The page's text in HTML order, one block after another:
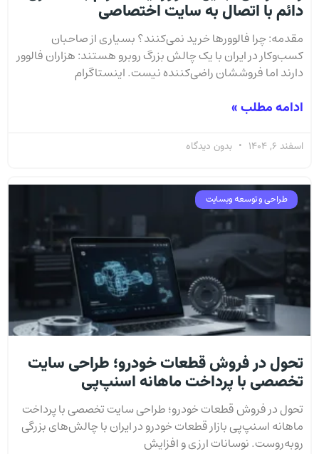
دائم با اتصال به سایت اختصاصی
مقدمه: چرا فالوورها خرید نمی‌کنند؟ بسیاری از صاحبان
کسب‌وکار در ایران با یک چالش بزرگ روبرو هستند: هزاران فالوور
دارند اما فروششان راضی‌کننده نیست. اینستاگرام
ادامه مطلب »
اسفند 6, 1404 بدون دیدگاه
طراحی و توسعه وبسایت
تحول در فروش قطعات خودرو؛ طراحی سایت
تخصصی با پرداخت ماهانه اسنپ‌پی
تحول در فروش قطعات خودرو؛ طراحی سایت تخصصی با پرداخت
ماهانه اسنپ‌پی بازار قطعات خودرو در ایران با چالش‌های بزرگی
روبه‌روست. نوسانات ارزی و افزایش